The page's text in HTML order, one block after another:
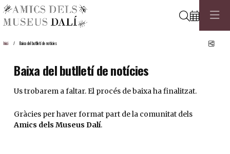
Cerca
Inici Baixa del butlletí de notícies
Baixa del butlletí de notícies
Us trobarem a faltar. El procés de baixa ha finalitzat.
Gràcies per haver format part de la comunitat dels
Amics dels Museus Dalí.